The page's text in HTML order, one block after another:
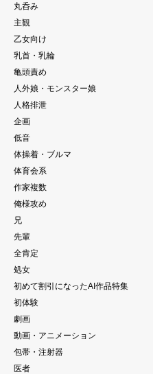
丸呑み
主観
乙女向け
乳首・乳輪
亀頭責め
人外娘・モンスター娘
人格排泄
企画
低音
体操着・ブルマ
体育会系
作家複数
俺様攻め
兄
先輩
全肯定
処女
初めて割引になったAI作品特集
初体験
劇画
動画・アニメーション
包帯・注射器
医者